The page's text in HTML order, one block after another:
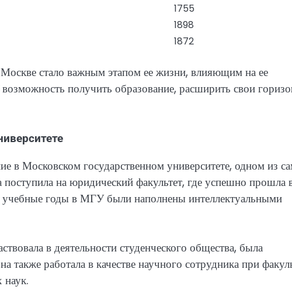
1755
1898
1872
стало важным этапом ее жизни, влияющим на ее
получить образование, расширить свои
в Московском государственном университете, одном из
на юридический факультет, где успешно прошла
учебные годы в МГУ были наполнены интеллектуальными
в деятельности студенческого общества, была
работала в качестве научного сотрудника при
наук.